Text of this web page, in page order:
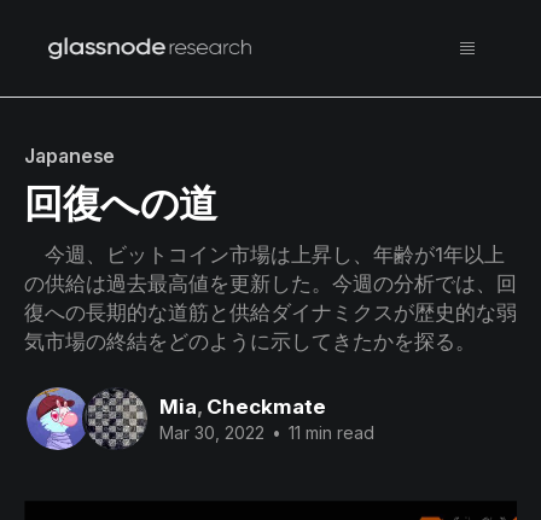
Japanese
回復への道
今週、ビットコイン市場は上昇し、年齢が1年以上
の供給は過去最高値を更新した。今週の分析では、回
復への長期的な道筋と供給ダイナミクスが歴史的な弱
気市場の終結をどのように示してきたかを探る。
Mia, Checkmate
Mar 30, 2022 • 11 min read